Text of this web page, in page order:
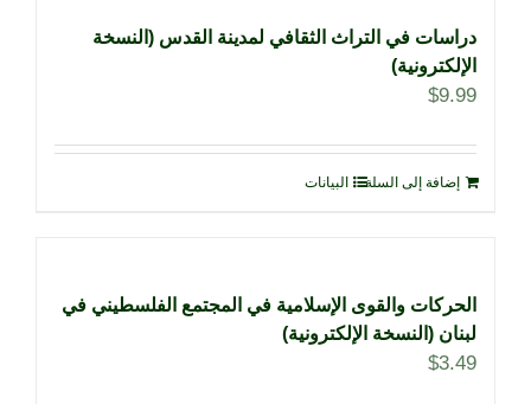
دراسات في التراث الثقافي لمدينة القدس (النسخة
الإلكترونية)
$9.99
إضافة إلى السلة البيانات
الحركات والقوى الإسلامية في المجتمع الفلسطيني في
لبنان (النسخة الإلكترونية)
$3.49